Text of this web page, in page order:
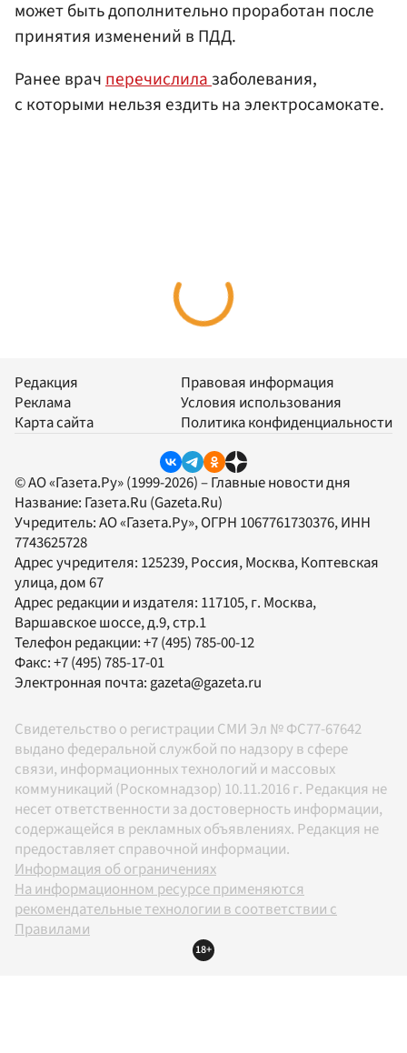
может быть дополнительно проработан после
принятия изменений в ПДД.
Ранее врачперечислилазаболевания,
с которыми нельзя ездить на электросамокате.
Редакция
Реклама
Карта сайта
Правовая информация
Условия использования
Политика конфиденциальности
© АО «Газета.Ру» (1999-2026) – Главные новости дня
Название: Газета.Ru (Gazeta.Ru)
Учредитель:АО «Газета.Ру», ОГРН 1067761730376, ИНН
7743625728
Адрес учредителя: 125239, Россия, Москва, Коптевская
улица, дом 67
Адрес редакции и издателя: 117105, г. Москва,
Варшавское шоссе, д.9, стр.1
Телефон редакции:+7 (495) 785-00-12
Факс:+7 (495) 785-17-01
Электронная почта:gazeta@gazeta.ru
Свидетельство о регистрации СМИ Эл № ФС77-67642
выдано федеральной службой по надзору в сфере
связи, информационных технологий и массовых
коммуникаций (Роскомнадзор) 10.11.2016 г. Редакция не
несет ответственности за достоверность информации,
содержащейся в рекламных объявлениях. Редакция не
предоставляет справочной информации.
Информация об ограничениях
На информационном ресурсе применяются
рекомендательные технологии в соответствии с
Правилами
18+